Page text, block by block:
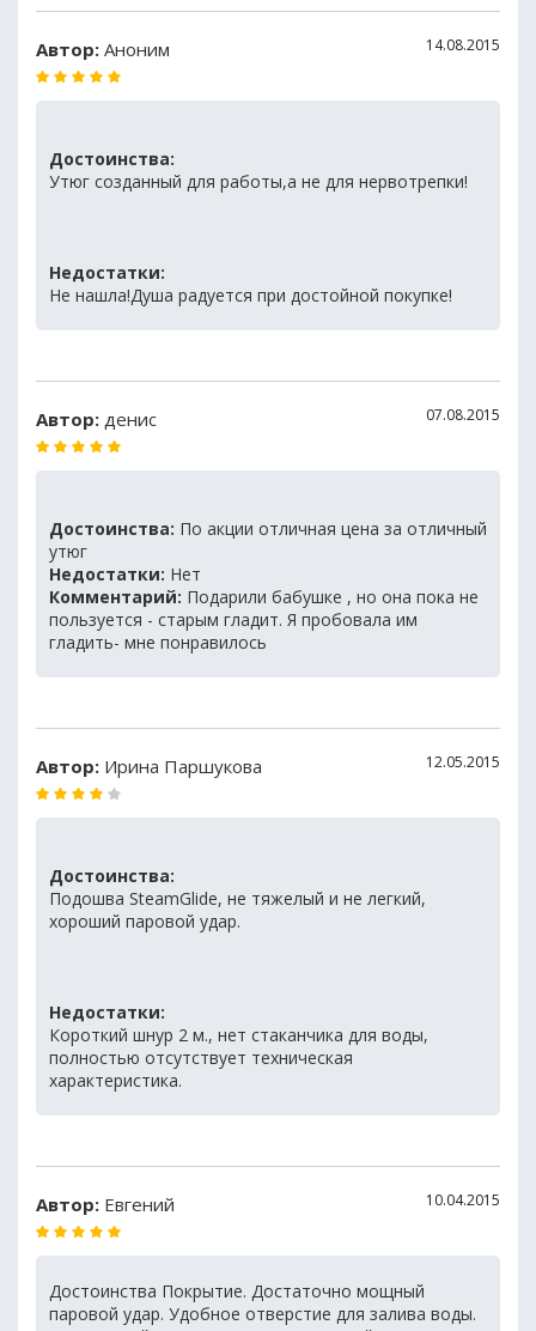
Автор: Аноним 14.08.2015
Достоинства:
Утюг созданный для работы,а не для нервотрепки!
Недостатки:
Не нашла!Душа радуется при достойной покупке!
Автор: денис 07.08.2015
Достоинства: По акции отличная цена за отличный
утюг
Недостатки: Нет
Комментарий: Подарили бабушке , но она пока не
пользуется - старым гладит. Я пробовала им
гладить- мне понравилось
Автор: Ирина Паршукова 12.05.2015
Достоинства:
Подошва SteamGlide, не тяжелый и не легкий,
хороший паровой удар.
Недостатки:
Короткий шнур 2 м., нет стаканчика для воды,
полностью отсутствует техническая
характеристика.
Автор: Евгений 10.04.2015
Достоинства Покрытие. Достаточно мощный
паровой удар. Удобное отверстие для залива воды.